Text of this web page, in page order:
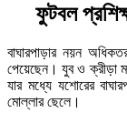
ফুটবল
বাঘারপাড়ার নয়ন
পেয়েছেন। যুব ও ক্রীড়া
যার মধ্যে যশোরের
মোল্লার ছেলে।